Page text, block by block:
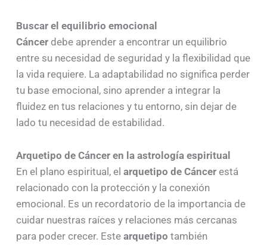
Buscar el equilibrio emocional
Cáncerdebe aprender a encontrar un equilibrio
entre su necesidad de seguridad y la flexibilidad que
la vida requiere. La adaptabilidad no significa perder
tu base emocional, sino aprender a integrar la
fluidez en tus relaciones y tu entorno, sin dejar de
lado tu necesidad de estabilidad.
Arquetipo de Cáncer en la astrología espiritual
En el plano espiritual, el arquetipo de Cáncerestá
relacionado con la protección y la conexión
emocional. Es un recordatorio de la importancia de
cuidar nuestras raíces y relaciones más cercanas
para poder crecer. Este arquetipo también